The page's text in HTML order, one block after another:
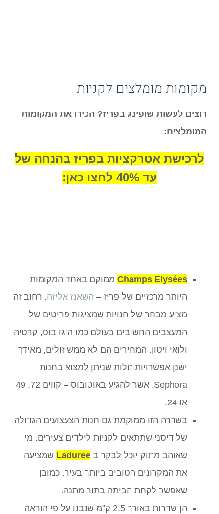
מקומות מומלצים לקניות
רוצים לעשות שופינג בפריז? הכירו את המקומות
המומלצים:
לרכישת אטרקציות בפריז בהנחה של
עד 40% לחצו כאן:
Champs Elysées ממוקם באחד המקומות
היותר מרכזיים של פריז – השאנז אליזה. רחוב זה
מציע מבחר של חנויות שמציגות פריטים של
המעצבים החשובים בעולם כמו הוגו בוס, קרטיה
ולואי ויטון. המחירים הם לא ממש זולים, מאידך
ישנן אפשרויות זולות שניתן למצוא בחנות
Sephora. אשר להגיע באוטובוס – קווים 72, 49
או 24.
בשדרה הזו ממוקמת גם חנות הצעצועים הגדולה
של דיסני שתתאים לקניות לילדים צעירים. מי
שאוהב מתוק יוכל לבקר ב Laduree שמציעה
את המקרונים הטובים ביותר בעיר. כמובן
שאפשר לקחת הביתה בתור מתנה.
הן שדרות באורך 2.5 ק"מ שנבנו על פי הוראה